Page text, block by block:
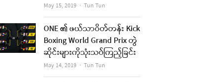
May 15, 2019 Author
Tun Tun
ONE ၏ ဖယ်သာဝိတ်တန်း Kick
Boxing World Grand Prix တွဲ
ဆိုင်းများကိုသုံးသပ်ကြည့်ခြင်း
May 14, 2019 Author
Tun Tun